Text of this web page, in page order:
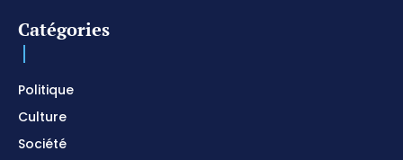
I SURRENDER / Soaking Worship Instrumental /
Catégories
Politique
Culture
Société